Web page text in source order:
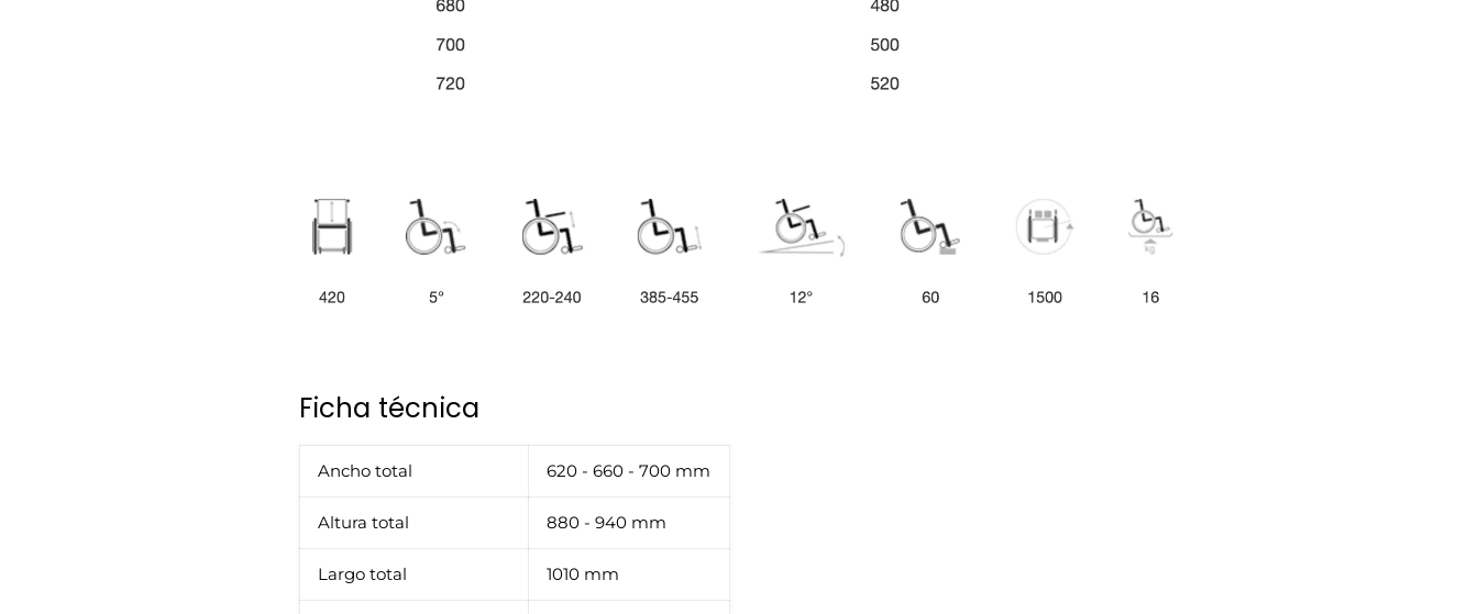
Ficha técnica
Ancho total 620 - 660 - 700 mm
Altura total 880 - 940 mm
Largo total 1010 mm